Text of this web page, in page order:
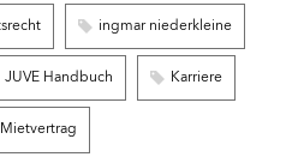
ingmar niederkleine
JUVE Handbuch Karriere
Mietvertrag